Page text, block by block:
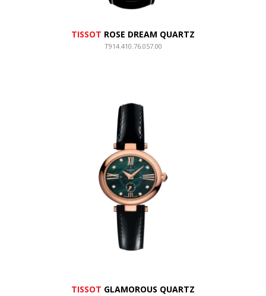
TISSOT ROSE DREAM QUARTZ
T914.410.76.057.00
TISSOT GLAMOROUS QUARTZ